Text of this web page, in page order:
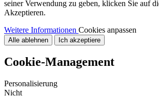
seiner Verwendung zu geben, klicken Sie auf
Akzeptieren.
Weitere Informationen Cookies anpassen
Alle ablehnen Ich akzeptiere
Cookie-Management
Personalisierung
Nicht